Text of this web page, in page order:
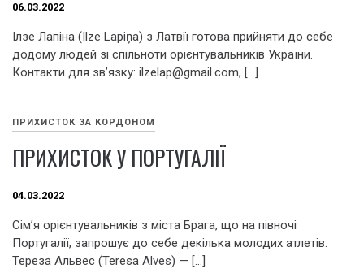
06.03.2022
Ілзе Лапіна (Ilze Lapiņa) з Латвії готова прийняти до себе
додому людей зі спільноти орієнтувальників України.
Контакти для зв’язку: ilzelap@gmail.com, […]
ПРИХИСТОК ЗА КОРДОНОМ
ПРИХИСТОК У ПОРТУГАЛІЇ
04.03.2022
Сім’я орієнтувальників з міста Брага, що на півночі
Португалії, запрошує до себе декілька молодих атлетів.
Тереза Альвес (Teresa Alves) — […]